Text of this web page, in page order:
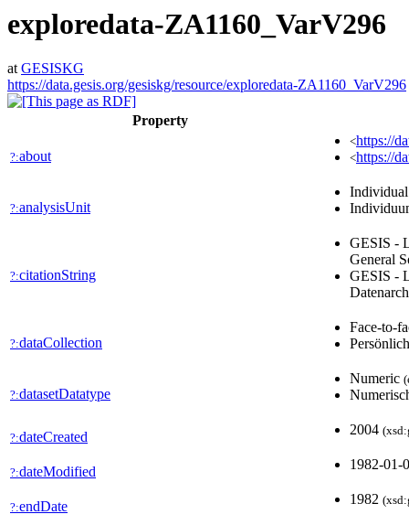
exploredata-ZA1160_VarV296
atGESISKG
https://data.gesis.org/gesiskg/resource/exploredata-ZA1160_VarV296
Property
?:about
<https://
<https://
?:analysisUnit
Individual
?:citationString
GESIS -
General
GESIS -
?:dataCollection
Face-to-
?:datasetDatatype
Numeric
?:dateCreated 2004
?:dateModified 1982-01-
?:endDate 1982